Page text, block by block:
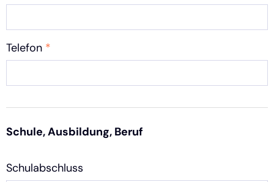
Telefon *
Schule, Ausbildung, Beruf
Schulabschluss